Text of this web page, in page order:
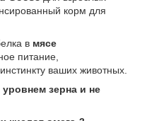
корм для
в мясе
питание,
ваших животных.
уровнем зерна и не